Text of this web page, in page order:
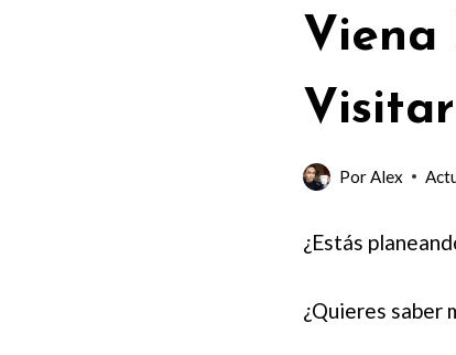
Viena
PorAlex
¿Estás
¿Quieres saber